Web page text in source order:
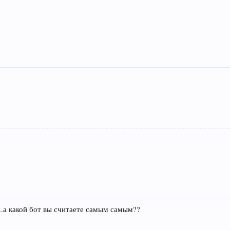
какой бот вы считаете самым самым??